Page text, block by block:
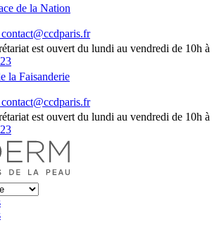
de la Nation
contact@ccdparis.fr
est ouvert du lundi au vendredi de 10h à
la Faisanderie
contact@ccdparis.fr
est ouvert du lundi au vendredi de 10h à